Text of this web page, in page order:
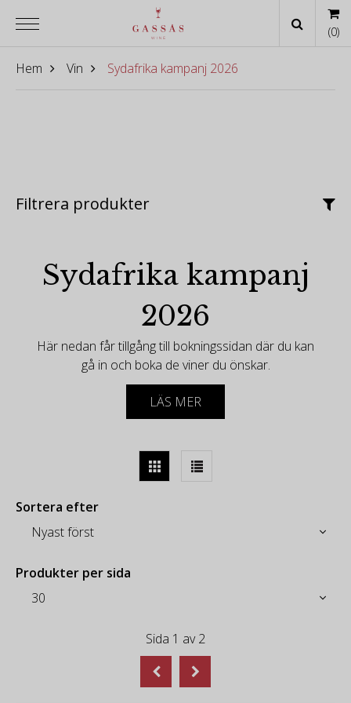
Hem Vin Sydafrika kampanj 2026
Filtrera produkter
Sydafrika kampanj
2026
Här nedan får tillgång till bokningssidan där du kan
gå in och boka de viner du önskar.
Några av vinerna är hårt allokerade och där finns
endast få lådor.
viner, vilket format vinet säljs i, betyg från kritikerna,
samt flaskpris.
samtliga producenter i fyra separata mail med olika
Då vi tar vinerna direkt från respektive producent så
är det 6 veckors leveranstid efter avslutad kampanj
info@gassaswine.se
30 alternativt direkt till våra vinrådgivare:
LÄS MER
Sortera efter
Produkter per sida
Sida 1 av2
(0)